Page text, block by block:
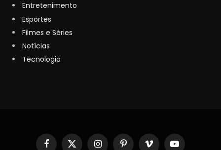
Entretenimento
Esportes
Filmes e Séries
Notícias
Tecnologia
Facebook
X InstagramPinterestVimeo YouTube